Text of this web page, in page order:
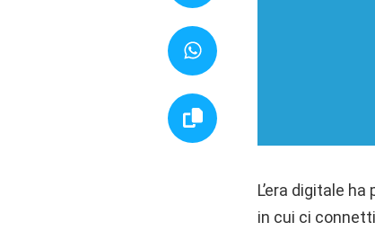
L’era digitale
in cui ci